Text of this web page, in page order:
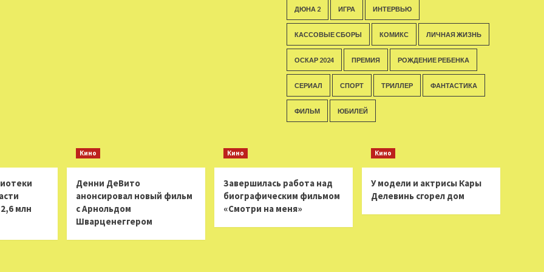
ДЮНА 2 ИГРА ИНТЕРВЬЮ
КАССОВЫЕ СБОРЫ КОМИКС ЛИЧНАЯ ЖИЗНЬ
ОСКАР 2024 ПРЕМИЯ РОЖДЕНИЕ РЕБЕНКА
СЕРИАЛ СПОРТ ТРИЛЛЕР ФАНТАСТИКА
ФИЛЬМ ЮБИЛЕЙ
млн
Кино
Денни ДеВито
анонсировал новый фильм
с Арнольдом
Шварценеггером
Кино
Завершилась работа над
биографическим фильмом
«Смотри на меня»
Кино
У модели и актрисы Кары
Делевинь сгорел дом